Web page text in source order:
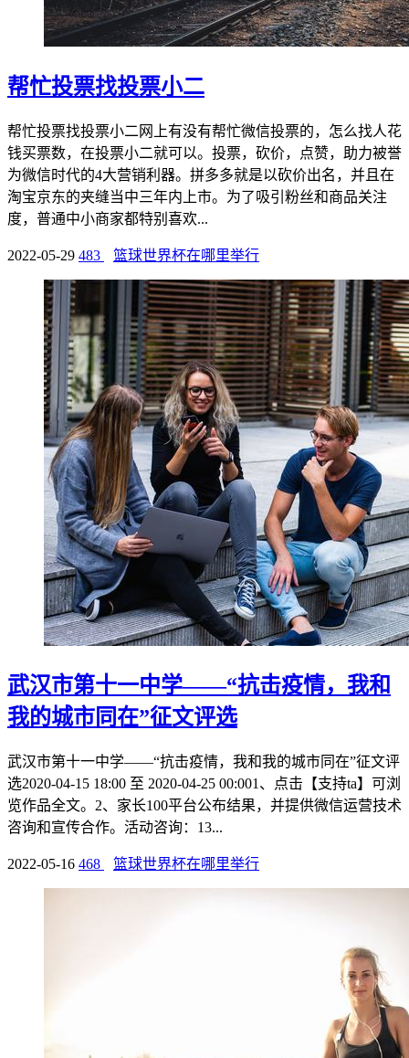
帮忙投票找投票小二
帮忙投票找投票小二网上有没有帮忙微信投票的，怎么找人花
钱买票数，在投票小二就可以。投票，砍价，点赞，助力被誉
为微信时代的4大营销利器。拼多多就是以砍价出名，并且在
淘宝京东的夹缝当中三年内上市。为了吸引粉丝和商品关注
度，普通中小商家都特别喜欢...
2022-05-29 483 篮球世界杯在哪里举行
武汉市第十一中学——“抗击疫情，我和
我的城市同在”征文评选
武汉市第十一中学——“抗击疫情，我和我的城市同在”征文评
选2020-04-15 18:00 至 2020-04-25 00:001、点击【支持ta】可浏
览作品全文。2、家长100平台公布结果，并提供微信运营技术
咨询和宣传合作。活动咨询：13...
2022-05-16 468 篮球世界杯在哪里举行